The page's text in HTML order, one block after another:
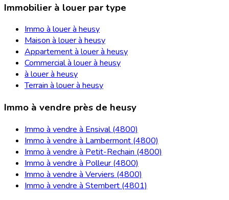
Immobilier à louer par type
Immo à louer à heusy
Maison à louer à heusy
Appartement à louer à heusy
Commercial à louer à heusy
à louer à heusy
Terrain à louer à heusy
Immo à vendre près de heusy
Immo à vendre à Ensival (4800)
Immo à vendre à Lambermont (4800)
Immo à vendre à Petit-Rechain (4800)
Immo à vendre à Polleur (4800)
Immo à vendre à Verviers (4800)
Immo à vendre à Stembert (4801)